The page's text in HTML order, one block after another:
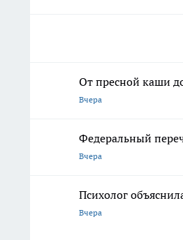
От пресной каши
Вчера
Федеральный
Вчера
Психолог
Вчера